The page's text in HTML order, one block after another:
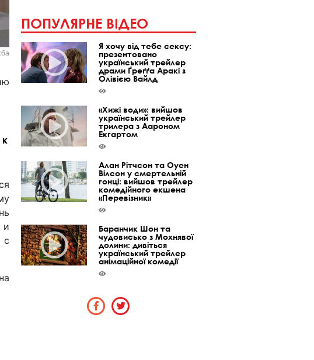
к
и
с
ПОПУЛЯРНЕ ВІДЕО
Я хочу від тебе сексу:
презентовано
український трейлер
драми Ґреґґа Аракі з
Олівією Вайлд
«Хижі води»: вийшов
український трейлер
трилера з Аароном
Екгартом
Алан Рітчсон та Оуен
Вілсон у смертельній
гонці: вийшов трейлер
комедійного екшена
«Перевізник»
Баранчик Шон та
чудовисько з Мохнявої
долини: дивіться
український трейлер
анімаційної комедії